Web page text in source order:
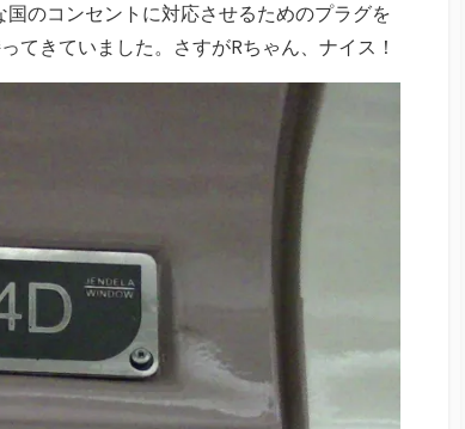
のコンセントに対応させるためのプラグを
てきていました。さすがRちゃん、ナイス！